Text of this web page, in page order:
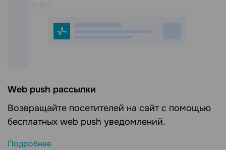
Web push рассылки
Возвращайте посетителей на сайт с помощью
бесплатных web push уведомлений.
Подробнее